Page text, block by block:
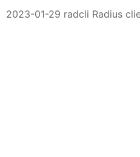
2023-01-29 radcli Radius